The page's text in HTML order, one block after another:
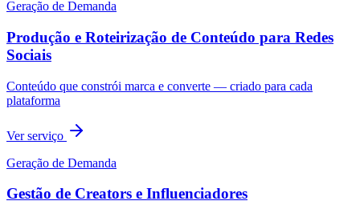
Geração de Demanda
Produção e Roteirização de Conteúdo para Redes
Sociais
Conteúdo que constrói marca e converte — criado para cada
plataforma
Ver serviço
Geração de Demanda
Gestão de Creators e Influenciadores